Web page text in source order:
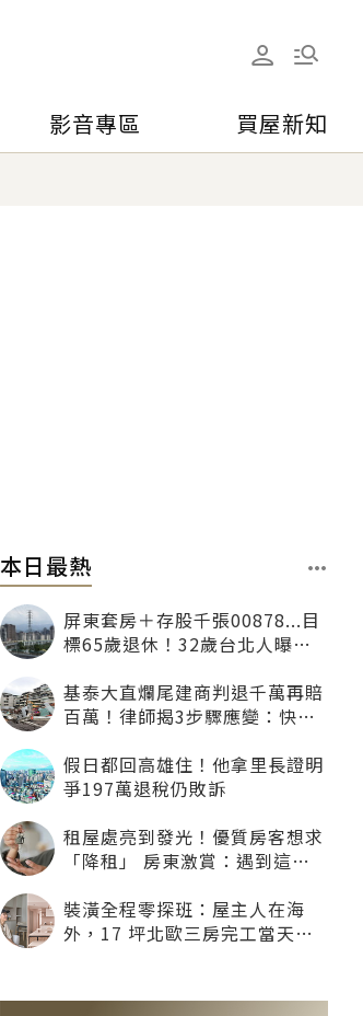
影音專區 買屋新知
本日最熱
屏東套房＋存股千張00878...目
標65歲退休！32歲台北人曝：
基泰大直爛尾建商判退千萬再賠
百萬！律師揭3步驟應變：快通
假日都回高雄住！他拿里長證明
爭197萬退稅仍敗訴
租屋處亮到發光！優質房客想求
「降租」 房東激賞：遇到這種
裝潢全程零探班：屋主人在海
外，17 坪北歐三房完工當天才